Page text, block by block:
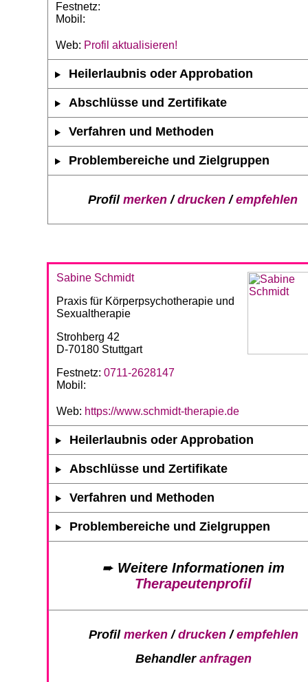
Festnetz:
Mobil:
Web: Profil aktualisieren!
Heilerlaubnis oder Approbation
Abschlüsse und Zertifikate
Verfahren und Methoden
Problembereiche und Zielgruppen
Profil merken/drucken/empfehlen
Sabine Schmidt
Praxis für Körperpsychotherapie und
Sexualtherapie
Strohberg 42
D-70180 Stuttgart
Festnetz: 0711-2628147
Mobil:
Web: https://www.schmidt-therapie.de
Heilerlaubnis oder Approbation
Abschlüsse und Zertifikate
Verfahren und Methoden
Problembereiche und Zielgruppen
➨ Weitere Informationen im
Therapeutenprofil
Profil merken/drucken/empfehlen
Behandler anfragen